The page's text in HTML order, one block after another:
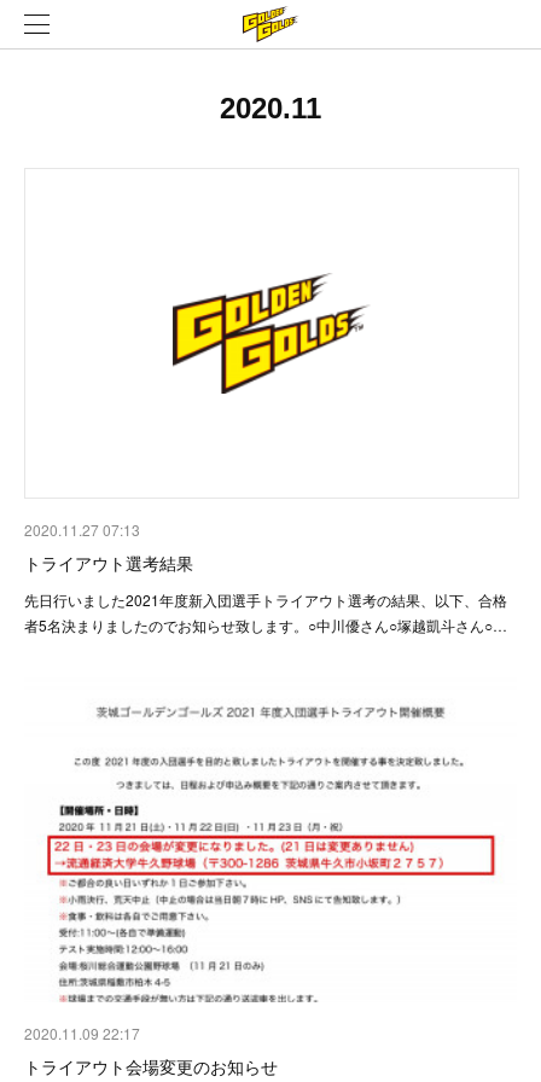
2020.11
2020.11.27 07:13
トライアウト選考結果
先日行いました2021年度新入団選手トライアウト選考の結果、以下、合格
者5名決まりましたのでお知らせ致します。○中川優さん○塚越凱斗さん○…
2020.11.09 22:17
トライアウト会場変更のお知らせ